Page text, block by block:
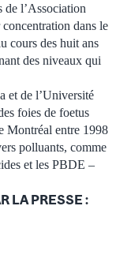
de l’Association
dans le
cours des huit ans
des niveaux qui
et de l’Université
foies de foetus
Montréal entre 1998
polluants, comme
et les PBDE –
LA PRESSE :